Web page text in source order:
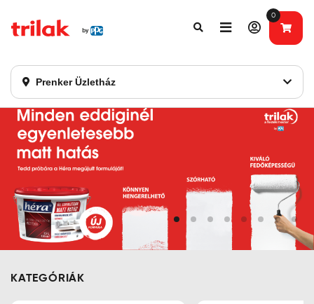
Prenker Üzletház
0
Fontos tájékoztatás!
KATEGÓRIÁK